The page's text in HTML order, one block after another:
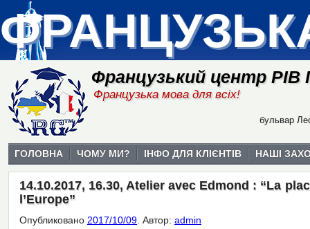
Французький центр
Французька мова для всіх!
бульвар
ГОЛОВНА ЧОМУ МИ? ІНФО ДЛЯ КЛІЄНТІВ НАШІ
14.10.2017, 16.30, Atelier avec Edmond : “La
l’Europe”
Опубликовано 2017/10/09 Автор: admin